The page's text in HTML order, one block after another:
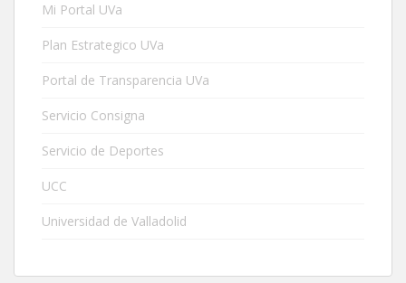
Mi Portal UVa
Plan Estrategico UVa
Portal de Transparencia UVa
Servicio Consigna
Servicio de Deportes
UCC
Universidad de Valladolid